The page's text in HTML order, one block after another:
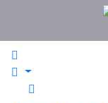
content